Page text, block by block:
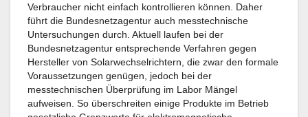
Verbraucher nicht einfach kontrollieren können. Daher
führt die Bundesnetzagentur auch messtechnische
Untersuchungen durch. Aktuell laufen bei der
Bundesnetzagentur entsprechende Verfahren gegen
Hersteller von Solarwechselrichtern, die zwar den formale
Voraussetzungen genügen, jedoch bei der
messtechnischen Überprüfung im Labor Mängel
aufweisen. So überschreiten einige Produkte im Betrieb